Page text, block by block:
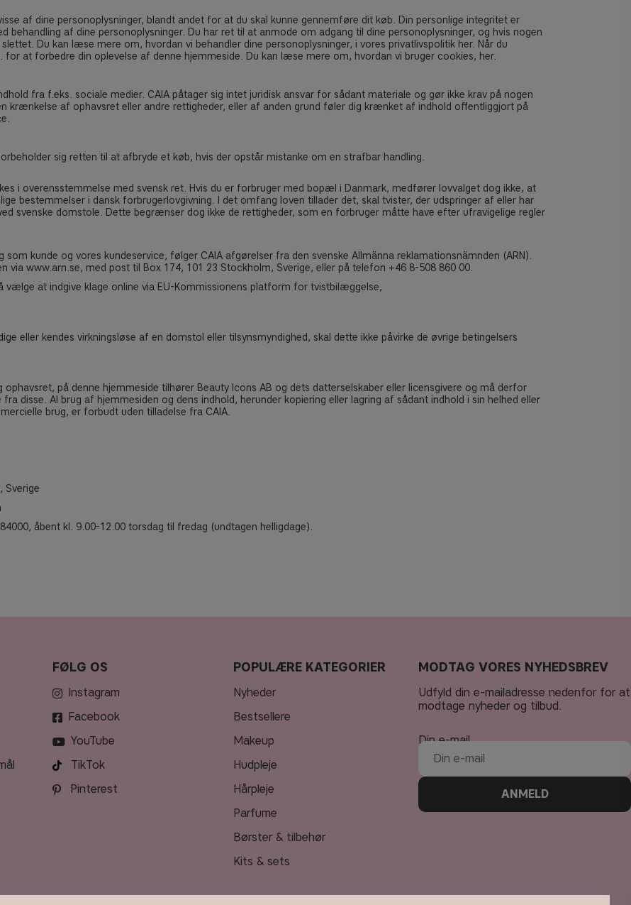
af dine personoplysninger, blandt andet for at du skal kunne gennemføre dit køb. Din personlige integritet er
af dine personoplysninger. Du har ret til at anmode om adgang til dine personoplysninger, og hvis nogen
Du kan læse mere om, hvordan vi behandler dine personoplysninger, i vores privatlivspolitik her. Når du
for at forbedre din oplevelse af denne hjemmeside. Du kan læse mere om, hvordan vi bruger cookies, her.
fra f.eks. sociale medier. CAIA påtager sig intet juridisk ansvar for sådant materiale og gør ikke krav på nogen
krænkelse af ophavsret eller andre rettigheder, eller af anden grund føler dig krænket af indhold offentliggjort på
sig retten til at afbryde et køb, hvis der opstår mistanke om en strafbar handling.
i overensstemmelse med svensk ret. Hvis du er forbruger med bopæl i Danmark, medfører lovvalget dog ikke, at
bestemmelser i dansk forbrugerlovgivning. I det omfang loven tillader det, skal tvister, der udspringer af eller har
svenske domstole. Dette begrænser dog ikke de rettigheder, som en forbruger måtte have efter ufravigelige regler
kunde og vores kundeservice, følger CAIA afgørelser fra den svenske Allmänna reklamationsnämnden (ARN).
via www.arn.se, med post til Box 174, 101 23 Stockholm, Sverige, eller på telefon +46 8-508 860 00.
vælge at indgive klage online via EU-Kommissionens platform for tvistbilæggelse,
eller kendes virkningsløse af en domstol eller tilsynsmyndighed, skal dette ikke påvirke de øvrige betingelsers
på denne hjemmeside tilhører Beauty Icons AB og dets datterselskaber eller licensgivere og må derfor
disse. Al brug af hjemmesiden og dens indhold, herunder kopiering eller lagring af sådant indhold i sin helhed eller
brug, er forbudt uden tilladelse fra CAIA.
Sverige
åbent kl. 9.00-12.00 torsdag til fredag (undtagen helligdage).
FØLG OS
Instagram
Facebook
YouTube
TikTok
Pinterest
POPULÆRE KATEGORIER
nyheder
bestsellere
makeup
hudpleje
hårpleje
parfume
børster & tilbehør
kits & sets
MODTAG VORES NYHEDSBREV
Udfyld din e-mailadresse nedenfor for at
modtage nyheder og tilbud.
Din e-mail
ANMELD